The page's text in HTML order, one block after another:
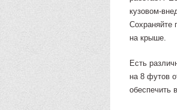
кузовом-
Сохраняйте
на крыше.
Есть
на 8 футов
обеспечить